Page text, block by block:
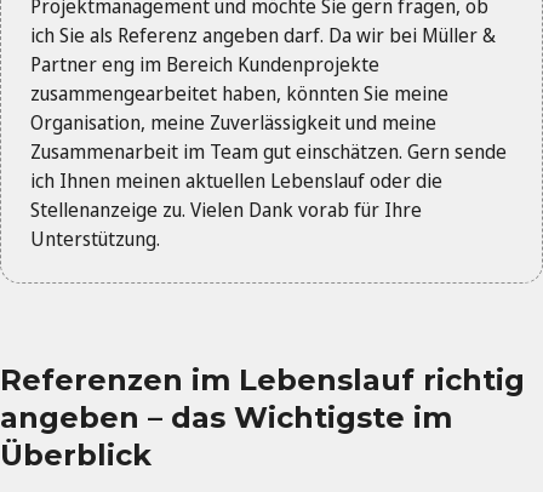
Projektmanagement und möchte Sie gern fragen, ob
ich Sie als Referenz angeben darf. Da wir bei Müller &
Partner eng im Bereich Kundenprojekte
zusammengearbeitet haben, könnten Sie meine
Organisation, meine Zuverlässigkeit und meine
Zusammenarbeit im Team gut einschätzen. Gern sende
ich Ihnen meinen aktuellen Lebenslauf oder die
Stellenanzeige zu. Vielen Dank vorab für Ihre
Unterstützung.
Referenzen im Lebenslauf richtig
angeben – das Wichtigste im
Überblick